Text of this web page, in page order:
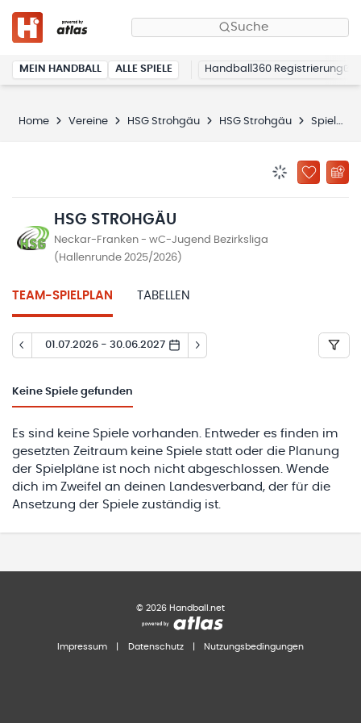
Suche
MEIN HANDBALL ALLE SPIELE Handball360 Registrierung
Home Vereine HSG Strohgäu HSG Strohgäu Spielplan
ZU
HSG STROHGÄU
Neckar-Franken - wC-Jugend Bezirksliga
(Hallenrunde 2025/2026)
TEAM-SPIELPLAN TABELLEN
01.07.2026 - 30.06.2027
Keine Spiele gefunden
Es sind keine Spiele vorhanden. Entweder es finden im
gesetzten Zeitraum keine Spiele statt oder die Planung
der Spielpläne ist noch nicht abgeschlossen. Wende
dich im Zweifel an deinen Landesverband, der für die
Ansetzung der Spiele zuständig ist.
© 2026 Handball.net
Impressum Datenschutz Nutzungsbedingungen